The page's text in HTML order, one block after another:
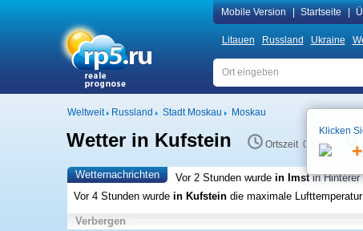
Mobile Version Startseite
Litauen Russland Ukraine
Weltweit Russland Stadt Moskau Moskau
Wetter in Kufstein Ortszeit 0:42
Wetternachrichten Vor 2 Stunden wurde in Imst in Hinterer
Vor 4 Stunden wurde in Kufsteindie maximale
Verbergen
Klicken